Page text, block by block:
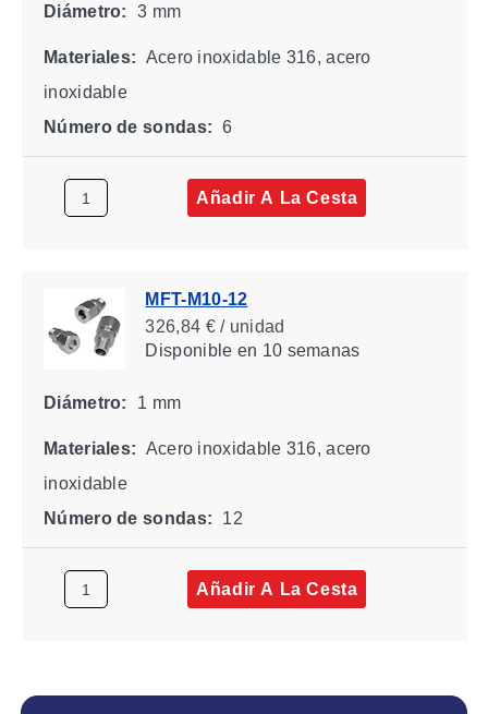
Diámetro: 3 mm
Materiales: Acero inoxidable 316, acero
inoxidable
Número de sondas: 6
Añadir A La Cesta
MFT-M10-12
326,84 € / unidad
Disponibleen 10 semanas
Diámetro: 1 mm
Materiales: Acero inoxidable 316, acero
inoxidable
Número de sondas:
12
Añadir A La Cesta